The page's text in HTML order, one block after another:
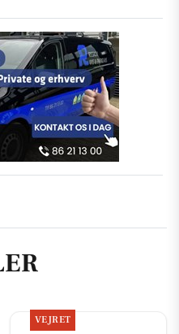
VEJRET